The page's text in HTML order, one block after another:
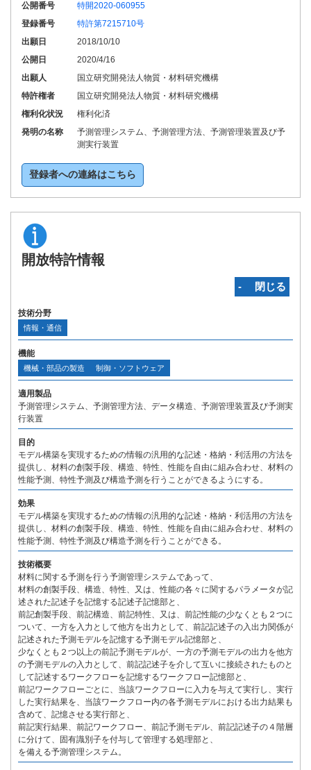
公開番号
特開2020-060955
登録番号
特許第7215710号
出願日
2018/10/10
公開日
2020/4/16
出願人
国立研究開発法人物質・材料研究機構
特許権者
国立研究開発法人物質・材料研究機構
権利化状況
権利化済
発明の名称
予測管理システム、予測管理方法、予測管理装置及び予
測実行装置
登録者への連絡はこちら
開放特許情報
‐ 閉じる
技術分野
情報・通信
機能
機械・部品の製造 制御・ソフトウェア
適用製品
予測管理システム、予測管理方法、データ構造、予測管理装置及び予測実
行装置
目的
モデル構築を実現するための情報の汎用的な記述・格納・利活用の方法を
提供し、材料の創製手段、構造、特性、性能を自由に組み合わせ、材料の
性能予測、特性予測及び構造予測を行うことができるようにする。
効果
モデル構築を実現するための情報の汎用的な記述・格納・利活用の方法を
提供し、材料の創製手段、構造、特性、性能を自由に組み合わせ、材料の
性能予測、特性予測及び構造予測を行うことができる。
技術概要
材料に関する予測を行う予測管理システムであって、
材料の創製手段、構造、特性、又は、性能の各々に関するパラメータが記
述された記述子を記憶する記述子記憶部と、
前記創製手段、前記構造、前記特性、又は、前記性能の少なくとも２つに
ついて、一方を入力として他方を出力として、前記記述子の入出力関係が
記述された予測モデルを記憶する予測モデル記憶部と、
少なくとも２つ以上の前記予測モデルが、一方の予測モデルの出力を他方
の予測モデルの入力として、前記記述子を介して互いに接続されたものと
して記述するワークフローを記憶するワークフロー記憶部と、
前記ワークフローごとに、当該ワークフローに入力を与えて実行し、実行
した実行結果を、当該ワークフロー内の各予測モデルにおける出力結果も
含めて、記憶させる実行部と、
前記実行結果、前記ワークフロー、前記予測モデル、前記記述子の４階層
に分けて、固有識別子を付与して管理する処理部と、
を備える予測管理システム。